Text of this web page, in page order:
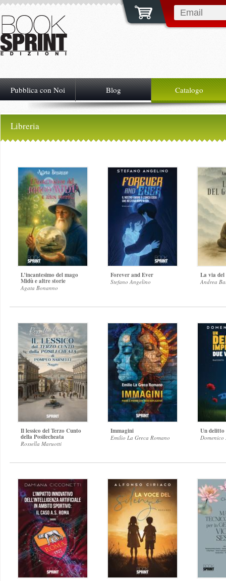
Pubblica con Noi Blog Catalogo
Libreria
L’incantesimo del mago
Midù e altre storie
Agata Bonanno
Forever and Ever
Stefano Angelino
La via
Andrea
Il lessico del Terzo Cunto
della Posilecheata
Rossella Maruotti
Immagini
Emilio La Greca Romano
Un
Domenico